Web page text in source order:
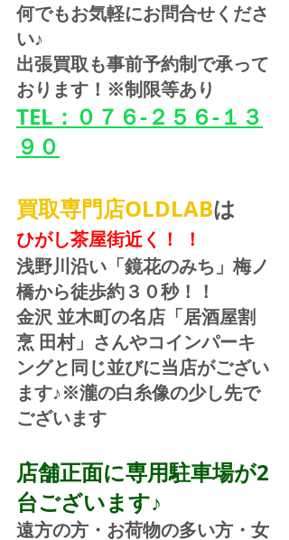
何でもお気軽にお問合せくださ
い♪
出張買取も事前予約制で承って
おります！※制限等あり
TEL：０７６-２５６-１３
９０
買取専門店OLDLABは
ひがし茶屋街近く！ ！
浅野川沿い「鏡花のみち」梅ノ
橋から徒歩約３０秒！！
金沢 並木町の名店「居酒屋割
烹 田村」さんやコインパーキ
ングと同じ並びに当店がござい
ます♪※瀧の白糸像の少し先で
ございます
店舗正面に専用駐車場が2
台ございます♪
遠方の方・お荷物の多い方・女